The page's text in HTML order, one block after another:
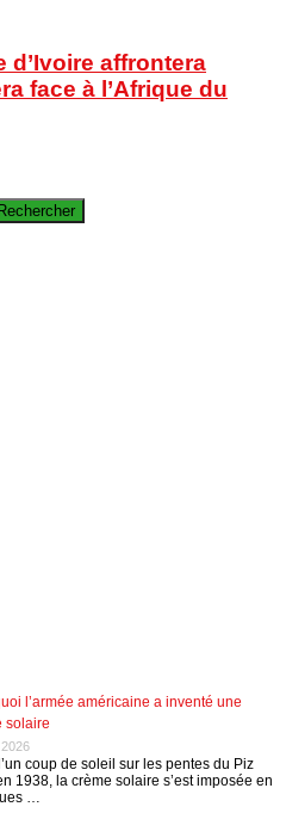
d’Ivoire affrontera
face à l’Afrique du
l’armée américaine a inventé une
solaire
coup de soleil sur les pentes du Piz
1938, la crème solaire s’est imposée en
…